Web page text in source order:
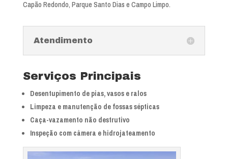
Capão Redondo, Parque Santo Dias e Campo Limpo.
Atendimento
Serviços Principais
Desentupimento de pias, vasos e ralos
Limpeza e manutenção de fossas sépticas
Caça-vazamento não destrutivo
Inspeção com câmera e hidrojateamento